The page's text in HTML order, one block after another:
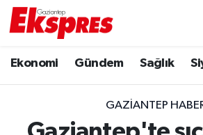
Ekonomi Gündem Sağlık
GAZIANTEP
Ekonomi
Gaziantep son dakika
Trafik Durumu
Puan Durumu ve Fikstür